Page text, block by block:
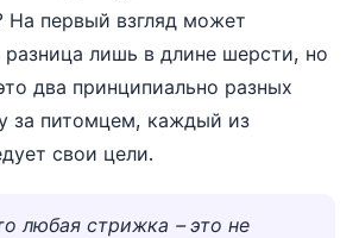
На первый взгляд может
разница лишь в длине шерсти, но
два принципиально разных
за питомцем, каждый из
свои цели.
любая стрижка – это не